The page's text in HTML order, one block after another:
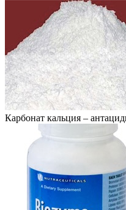
Карбонат кальция –